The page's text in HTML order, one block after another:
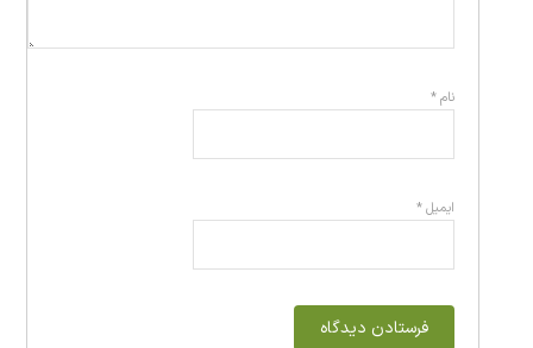
نام*
ایمیل*